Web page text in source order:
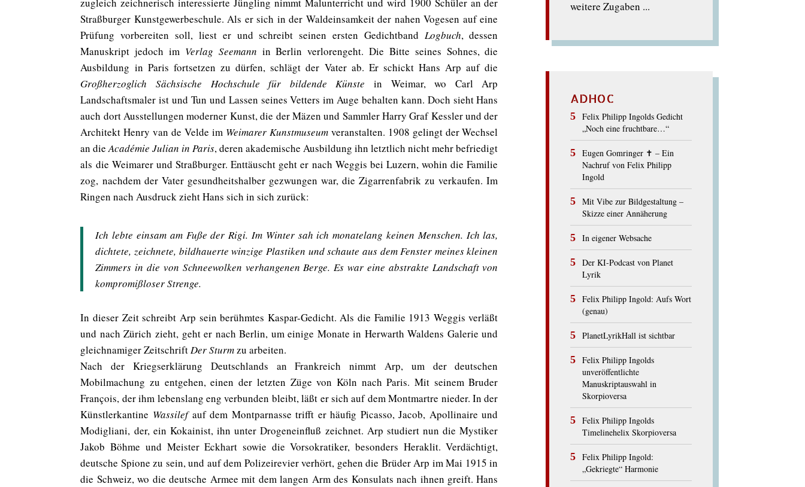
zugleich zeichnerisch interessierte Jüngling nimmt Malunterricht und wird 1900 Schüler an der
Straßburger Kunstgewerbeschule. Als er sich in der Waldeinsamkeit der nahen Vogesen auf eine
Prüfung vorbereiten soll, liest er und schreibt seinen ersten Gedichtband Logbuch, dessen
Manuskript jedoch im Verlag Seemann in Berlin verlorengeht. Die Bitte seines Sohnes, die
Ausbildung in Paris fortsetzen zu dürfen, schlägt der Vater ab. Er schickt Hans Arp auf die
Großherzoglich Sächsische Hochschule für bildende Künste in Weimar, wo Carl Arp
Landschaftsmaler ist und Tun und Lassen seines Vetters im Auge behalten kann. Doch sieht Hans
auch dort Ausstellungen moderner Kunst, die der Mäzen und Sammler Harry Graf Kessler und der
Architekt Henry van de Velde im Weimarer Kunstmuseumveranstalten. 1908 gelingt der Wechsel
an dieAcadémie Julian in Paris, deren akademische Ausbildung ihn letztlich nicht mehr befriedigt
als die Weimarer und Straßburger. Enttäuscht geht er nach Weggis bei Luzern, wohin die Familie
zog, nachdem der Vater gesundheitshalber gezwungen war, die Zigarrenfabrik zu verkaufen. Im
Ringen nach Ausdruck zieht Hans sich in sich zurück:
Ich lebte einsam am Fuße der Rigi. Im Winter sah ich monatelang keinen Menschen. Ich las,
dichtete, zeichnete, bildhauerte winzige Plastiken und schaute aus dem Fenster meines kleinen
Zimmers in die von Schneewolken verhangenen Berge. Es war eine abstrakte Landschaft von
kompromißloser Strenge.
In dieser Zeit schreibt Arp sein berühmtes Kaspar-Gedicht. Als die Familie 1913 Weggis verläßt
und nach Zürich zieht, geht er nach Berlin, um einige Monate in Herwarth Waldens Galerie und
gleichnamiger ZeitschriftDer Sturmzu arbeiten.
Nach der Kriegserklärung Deutschlands an Frankreich nimmt Arp, um der deutschen
Mobilmachung zu entgehen, einen der letzten Züge von Köln nach Paris. Mit seinem Bruder
François, der ihm lebenslang eng verbunden bleibt, läßt er sich auf dem Montmartre nieder. In der
Künstlerkantine Wassilefauf dem Montparnasse trifft er häufig Picasso, Jacob, Apollinaire und
Modigliani, der, ein Kokainist, ihn unter Drogeneinfluß zeichnet. Arp studiert nun die Mystiker
Jakob Böhme und Meister Eckhart sowie die Vorsokratiker, besonders Heraklit. Verdächtigt,
deutsche Spione zu sein, und auf dem Polizeirevier verhört, gehen die Brüder Arp im Mai 1915 in
die Schweiz, wo die deutsche Armee mit dem langen Arm des Konsulats nach ihnen greift. Hans
weitere Zugaben ...
ADHOC
Felix Philipp Ingolds Gedicht
„Noch eine fruchtbare…“
Eugen Gomringer ✝︎ – Ein
Nachruf von Felix Philipp
Ingold
Mit Vibe zur Bildgestaltung –
Skizze einer Annäherung
In eigener Websache
Der KI-Podcast von Planet
Lyrik
Felix Philipp Ingold: Aufs Wort
(genau)
PlanetLyrikHall ist sichtbar
Felix Philipp Ingolds
unveröffentlichte
Manuskriptauswahl in
Skorpioversa
Felix Philipp Ingolds
Timelinehelix Skorpioversa
Felix Philipp Ingold:
„Gekriegte“ Harmonie